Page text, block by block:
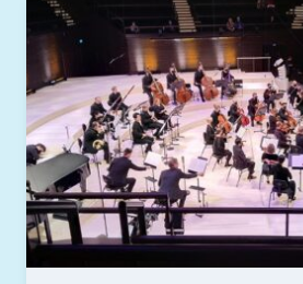
MUITA
KUULUISIA
VIERAILIJOITA